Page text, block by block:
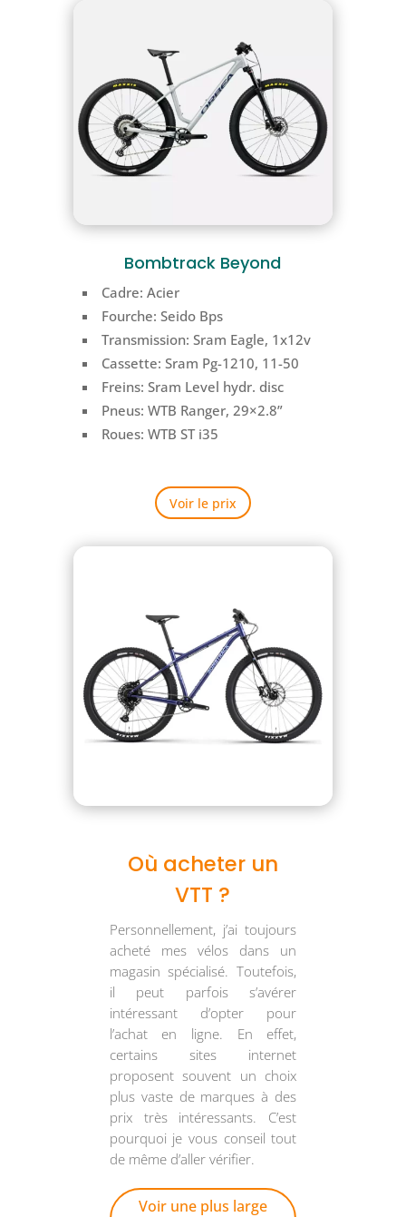
Bombtrack Beyond
Cadre: Acier
Fourche: Seido Bps
Transmission: Sram Eagle, 1x12v
Cassette: Sram Pg-1210, 11-50
Freins: Sram Level hydr. disc
Pneus: WTB Ranger, 29×2.8”
Roues: WTB ST i35
Voir le prix
Où acheter un
VTT ?
Personnellement, j’ai toujours
acheté mes vélos dans un
magasin spécialisé. Toutefois,
il peut parfois s’avérer
intéressant d’opter pour
l’achat en ligne. En effet,
certains sites internet
proposent souvent un choix
plus vaste de marques à des
prix très intéressants. C’est
pourquoi je vous conseil tout
de même d’aller vérifier.
Voir une plus large